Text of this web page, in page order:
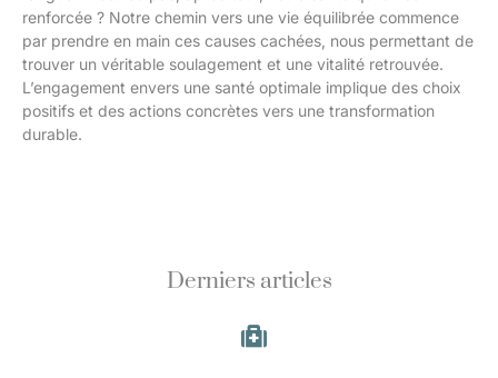
renforcée ? Notre chemin vers une vie équilibrée commence
par prendre en main ces causes cachées, nous permettant de
trouver un véritable soulagement et une vitalité retrouvée.
L’engagement envers une santé optimale implique des choix
positifs et des actions concrètes vers une transformation
durable.
Derniers articles